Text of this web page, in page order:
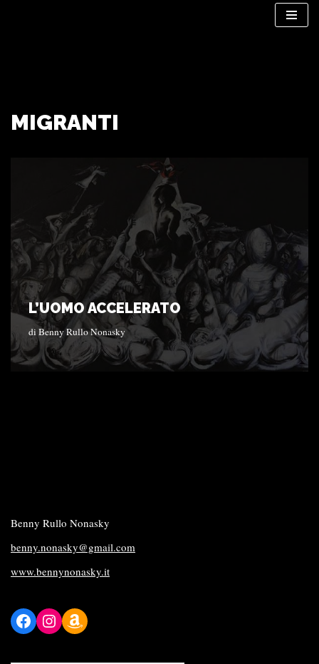
MIGRANTI
L’UOMO ACCELERATO
diBenny Rullo Nonasky
Benny Rullo Nonasky
benny.nonasky@gmail.com
www.bennynonasky.it